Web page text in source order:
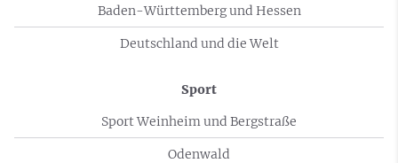
Baden-Württemberg und Hessen
Deutschland und die Welt
Sport
Sport Weinheim und Bergstraße
Odenwald